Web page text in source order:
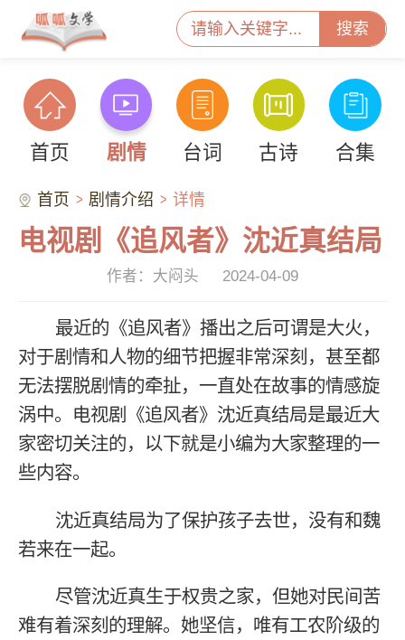
搜索
首页 剧情 台词 古诗 合集
首页 剧情介绍 详情
电视剧《追风者》沈近真结局
作者：大闷头 2024-04-09
最近的《追风者》播出之后可谓是大火，
对于剧情和人物的细节把握非常深刻，甚至都
无法摆脱剧情的牵扯，一直处在故事的情感旋
涡中。电视剧《追风者》沈近真结局是最近大
家密切关注的，以下就是小编为大家整理的一
些内容。
沈近真结局为了保护孩子去世，没有和魏
若来在一起。
尽管沈近真生于权贵之家，但她对民间苦
难有着深刻的理解。她坚信，唯有工农阶级的